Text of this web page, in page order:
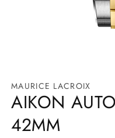
in
öffnen
MAURICE LACROIX
AIKON
42MM